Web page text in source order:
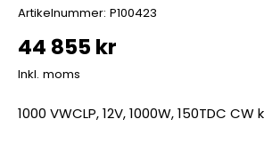
Artikelnummer: P100423
44 855 kr
Inkl. moms
1000 VWCLP, 12V, 1000W, 150TDC